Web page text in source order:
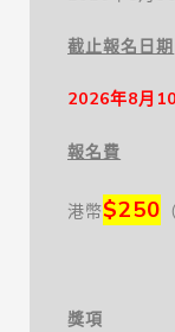
截止報名日期
2026年8月
報名費
港幣$250
獎項